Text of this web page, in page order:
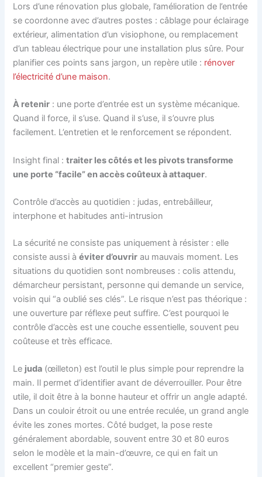
Lors d’une rénovation plus globale, l’amélioration de l’entrée
se coordonne avec d’autres postes : câblage pour éclairage
extérieur, alimentation d’un visiophone, ou remplacement
d’un tableau électrique pour une installation plus sûre. Pour
planifier ces points sans jargon, un repère utile : rénover
l’électricité d’une maison.
À retenir : une porte d’entrée est un système mécanique.
Quand il force, il s’use. Quand il s’use, il s’ouvre plus
facilement. L’entretien et le renforcement se répondent.
Insight final :traiter les côtés et les pivots transforme
une porte “facile” en accès coûteux à attaquer.
Contrôle d’accès au quotidien : judas, entrebâilleur,
interphone et habitudes anti-intrusion
La sécurité ne consiste pas uniquement à résister : elle
consiste aussi àéviter d’ouvrir au mauvais moment. Les
situations du quotidien sont nombreuses : colis attendu,
démarcheur persistant, personne qui demande un service,
voisin qui “a oublié ses clés”. Le risque n’est pas théorique :
une ouverture par réflexe peut suffire. C’est pourquoi le
contrôle d’accès est une couche essentielle, souvent peu
coûteuse et très efficace.
Le juda (œilleton) est l’outil le plus simple pour reprendre la
main. Il permet d’identifier avant de déverrouiller. Pour être
utile, il doit être à la bonne hauteur et offrir un angle adapté.
Dans un couloir étroit ou une entrée reculée, un grand angle
évite les zones mortes. Côté budget, la pose reste
généralement abordable, souvent entre 30 et 80 euros
selon le modèle et la main-d’œuvre, ce qui en fait un
excellent “premier geste”.